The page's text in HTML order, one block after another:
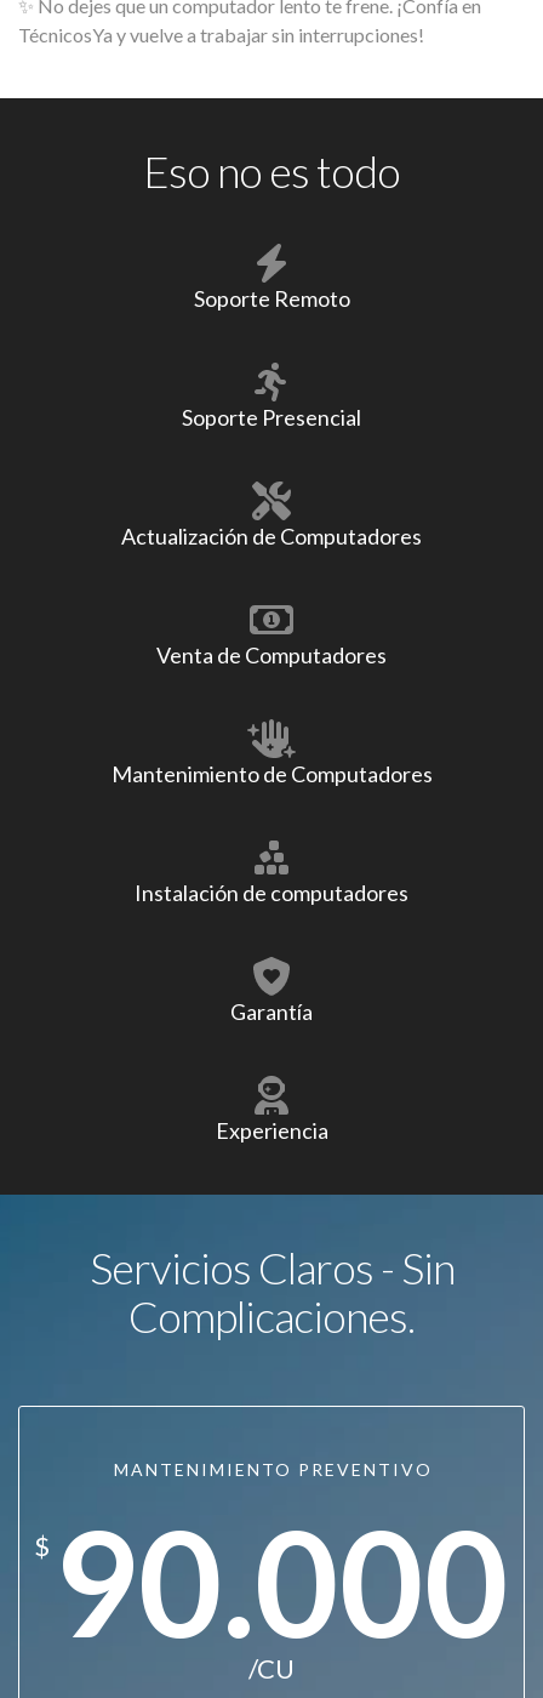
✨ No dejes que un computador lento te frene. ¡Confía en
TécnicosYa y vuelve a trabajar sin interrupciones!
Eso no es todo
Soporte Remoto
Soporte Presencial
Actualización de Computadores
Venta de Computadores
Mantenimiento de Computadores
Instalación de computadores
Garantía
Experiencia
Servicios Claros - Sin
Complicaciones.
MANTENIMIENTO PREVENTIVO
$ 90.000
/CU